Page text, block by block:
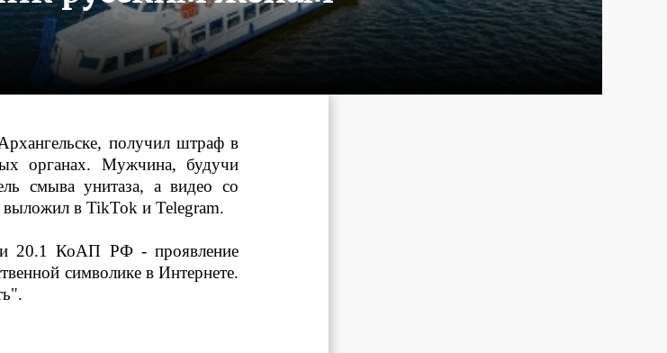
получил штраф в
органах. Мужчина, будучи
смыва унитаза, а видео со
в TikTok и Telegram.
20.1 КоАП РФ - проявление
символике в Интернете.